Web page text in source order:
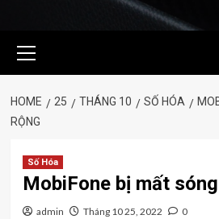
Menu
HOME 25 THÁNG 10 SỐ HÓA
RỘNG
Số Hóa
MobiFone bị mất
admin Tháng 10 25, 2022 0